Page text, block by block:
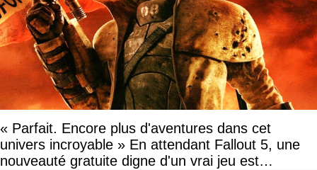
« Parfait. Encore plus d'aventures dans cet
univers incroyable » En attendant Fallout 5, une
nouveauté gratuite digne d'un vrai jeu est